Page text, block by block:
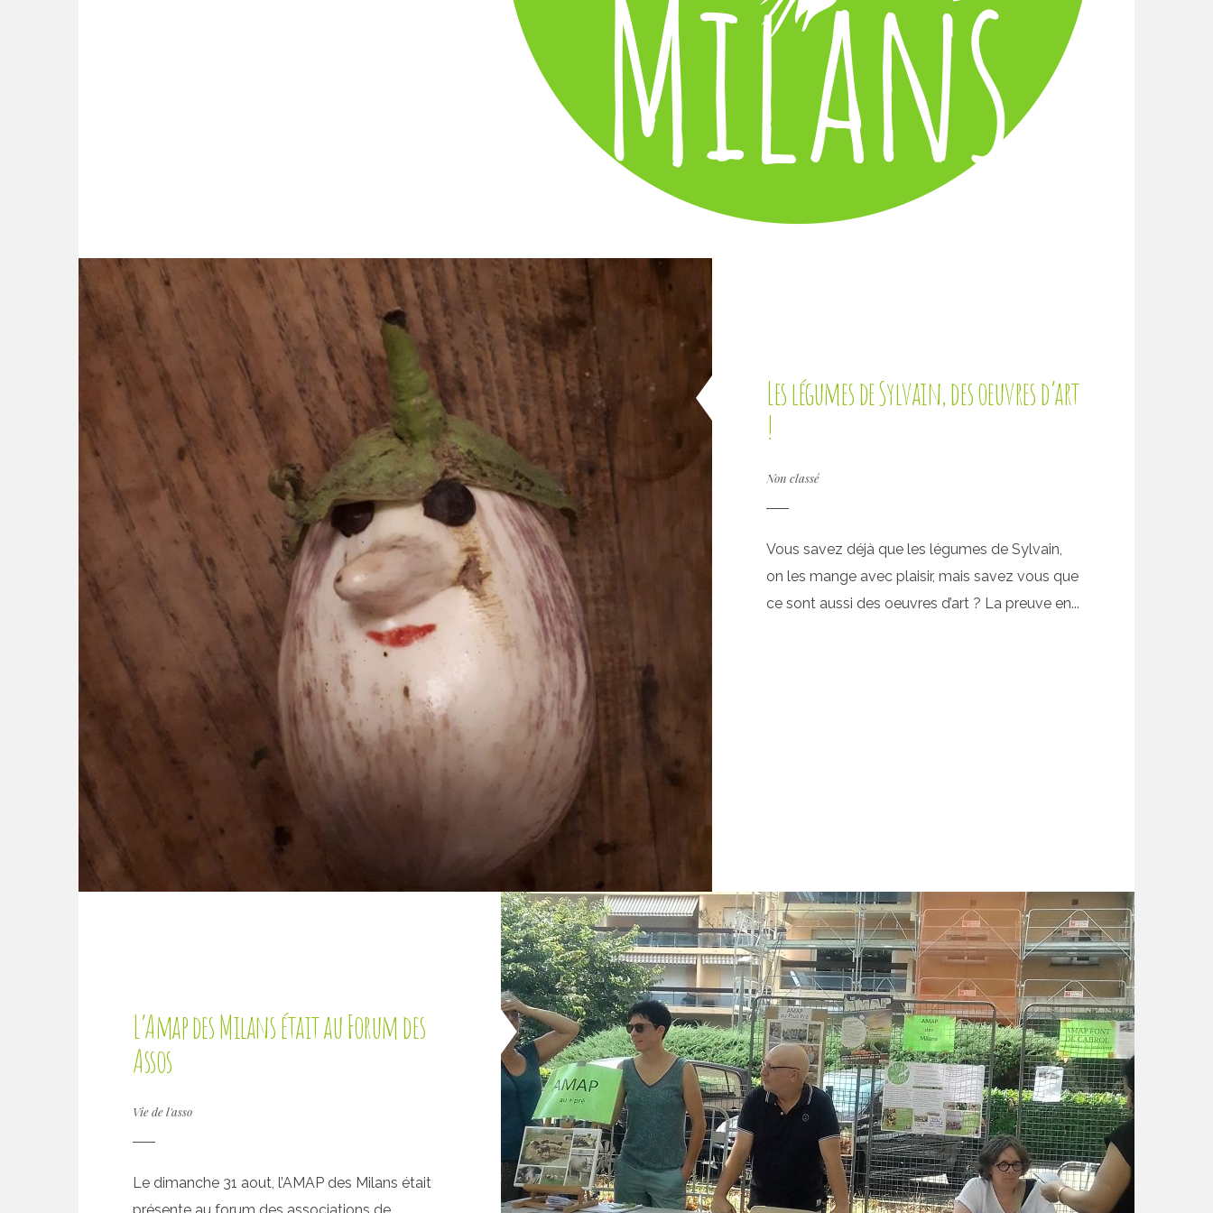
Les légumes de Sylvain, des oeuvres d’art
!
Non classé
Vous savez déjà que les légumes de Sylvain,
on les mange avec plaisir, mais savez vous que
ce sont aussi des oeuvres d’art ? La preuve en...
L’Amap des Milans était au Forum des
Assos
Vie de l'asso
Le dimanche 31 aout, l’AMAP des Milans était
présente au forum des associations de